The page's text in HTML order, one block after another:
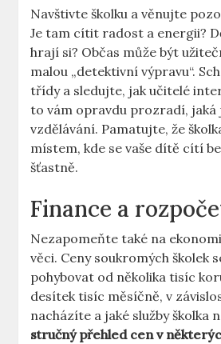
Navštivte školku a věnujte
Je tam cítit radost a energii?
hrají si? Občas může být
malou „detektivní výpravu“.
třídy a sledujte, jak učitelé
to vám opravdu prozradí, jaká
vzdělávání. Pamatujte, že
místem, kde se vaše dítě cítí
šťastně.
Finance a
Nezapomeňte také na
věci. Ceny soukromých školek
pohybovat od několika tisíc
desítek tisíc měsíčně, v
nacházíte a jaké služby školka
stručný přehled cen v